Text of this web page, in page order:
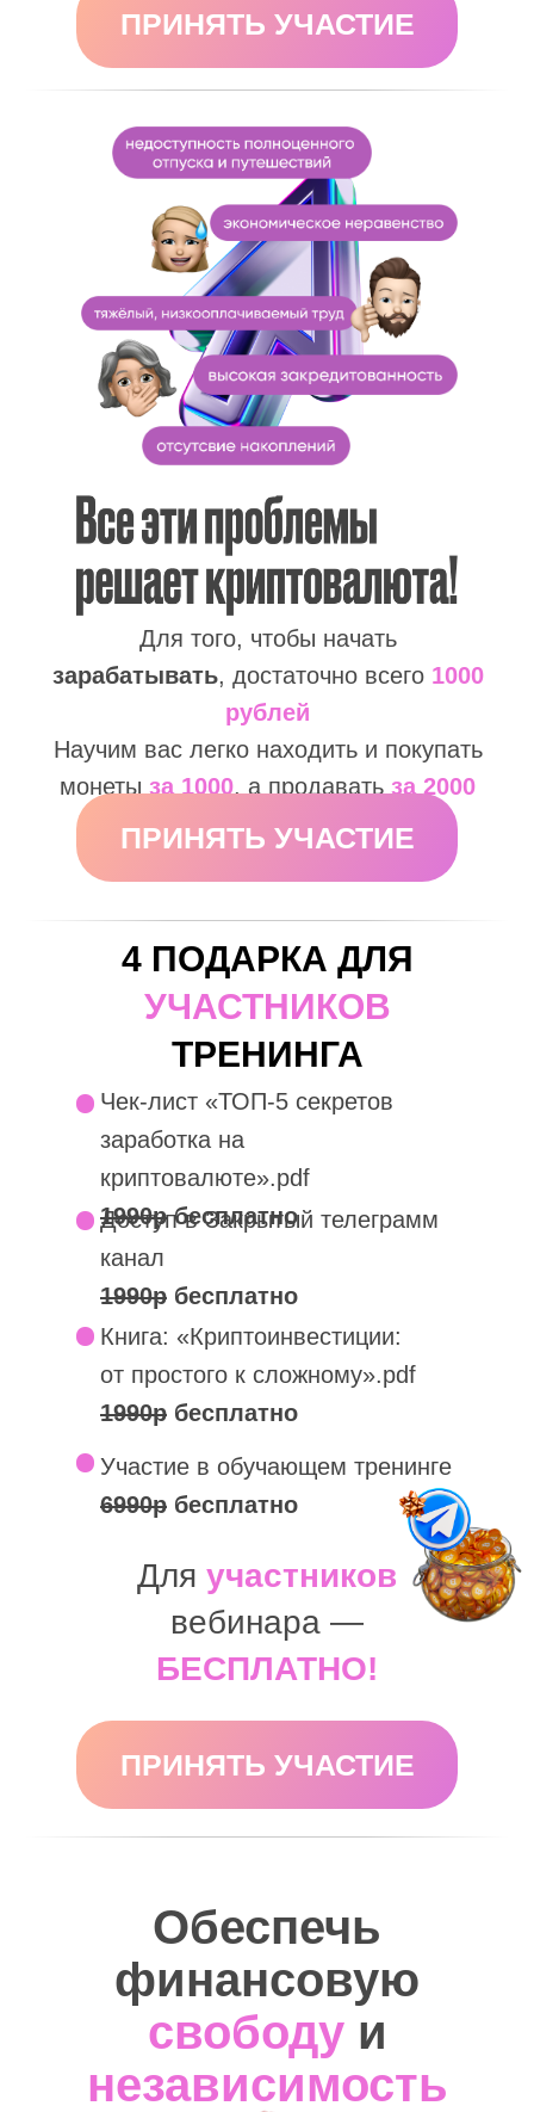
ПРИНЯТЬ УЧАСТИЕ
Для того, чтобы начать
зарабатывать, достаточно всего 1000
рублей
Научим вас легко находить и покупать
монеты за 1000, а продавать за 2000
ПРИНЯТЬ УЧАСТИЕ
Для участников
вебинара —
БЕСПЛАТНО!
4 ПОДАРКА ДЛЯ
УЧАСТНИКОВ
ТРЕНИНГА
Чек-лист «‎ТОП-5 секретов
заработка на
криптовалюте».pdf
1990рбесплатно
Доступ в Закрытый телеграмм
канал
1990р бесплатно
Участие в обучающем тренинге
6990р бесплатно
Книга: «‎Криптоинвестиции:
от простого к сложному»‎.pdf
1990р бесплатно
ПРИНЯТЬ УЧАСТИЕ
Обеспечь
финансовую
свободу и
независимость